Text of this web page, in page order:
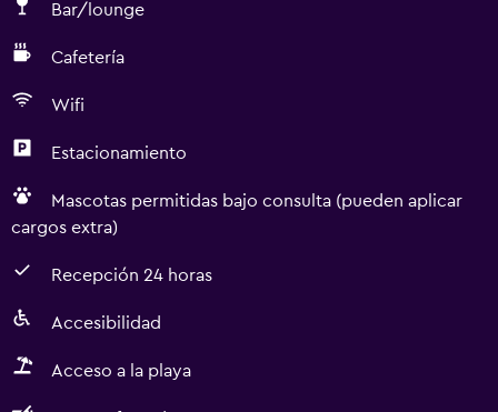
Bar/lounge
Cafetería
Wifi
Estacionamiento
Mascotas permitidas bajo consulta (pueden aplicar
cargos extra)
Recepción 24 horas
Accesibilidad
Acceso a la playa